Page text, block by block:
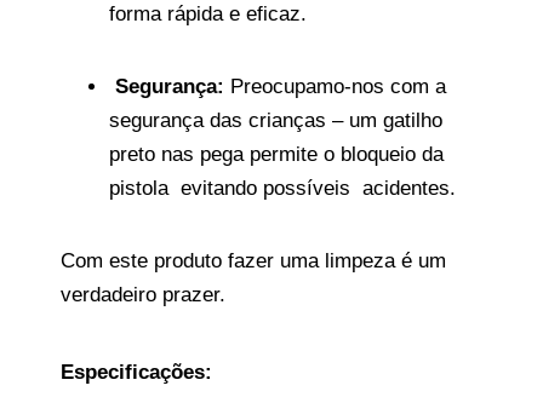
forma rápida e eficaz.
Segurança: Preocupamo-nos com a
segurança das crianças – um gatilho
preto nas pega permite o bloqueio da
pistola evitando possíveis acidentes.
Com este produto fazer uma limpeza é um
verdadeiro prazer.
Especificações: